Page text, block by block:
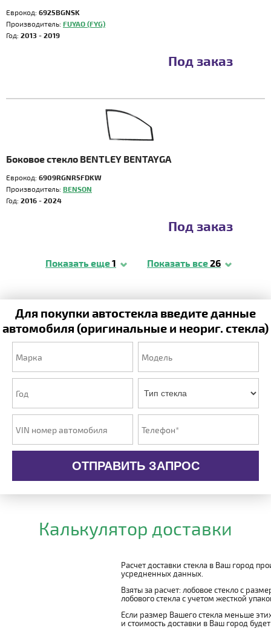
Еврокод: 6925BGNSK
Производитель: FUYAO (FYG)
Год: 2013 - 2019
Под заказ
Боковое стекло BENTLEY BENTAYGA
Еврокод: 6909RGNR5FDKW
Производитель: BENSON
Год: 2016 - 2024
Под заказ
Показать еще1 Показать все26
Для покупки автостекла введите данные
автомобиля (оригинальные и неориг. стекла)
ОТПРАВИТЬ ЗАПРОС
Калькулятор доставки
Расчет доставки стекла в Ваш город
усредненных данных.
Взяты за расчет: лобовое стекло с
лобового стекла с учетом жесткой
Если размер Вашего стекла меньше
и стоимость доставки в Ваш город